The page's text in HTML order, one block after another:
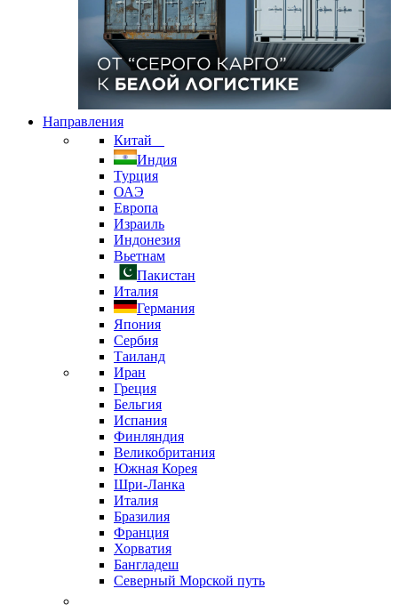
Направления
Китай
Индия
Турция
ОАЭ
Европа
Израиль
Индонезия
Вьетнам
Пакистан
Италия
Германия
Япония
Сербия
Таиланд
Иран
Греция
Бельгия
Испания
Финляндия
Великобритания
Южная Корея
Шри-Ланка
Италия
Бразилия
Франция
Хорватия
Бангладеш
Северный Морской путь